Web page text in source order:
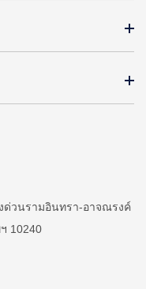
วนรามอินทรา-อาจณรงค์
10240